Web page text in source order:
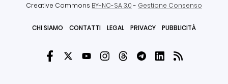
Creative Commons BY-NC-SA 3.0- Gestione Consenso
CHI SIAMO CONTATTI LEGAL PRIVACY PUBBLICITÀ